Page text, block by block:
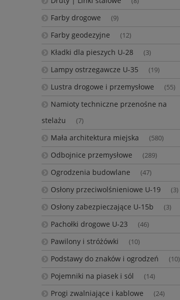
Farby drogowe (9)
Farby geodezyjne (12)
Kładki dla pieszych U-28 (3)
Lampy ostrzegawcze U-35 (19)
Lustra drogowe i przemysłowe (55)
Namioty techniczne przenośne na
stelażu
(7)
Mała architektura miejska (580)
Odbojnice przemysłowe (289)
Ogrodzenia budowlane (47)
Osłony przeciwolśnieniowe U-19 (3)
Osłony zabezpieczające U-15b (3)
Pachołki drogowe U-23 (46)
Pawilony i stróżówki (10)
Podstawy do znaków i ogrodzeń (10)
Pojemniki na piasek i sól (14)
Progi zwalniające i kablowe (24)